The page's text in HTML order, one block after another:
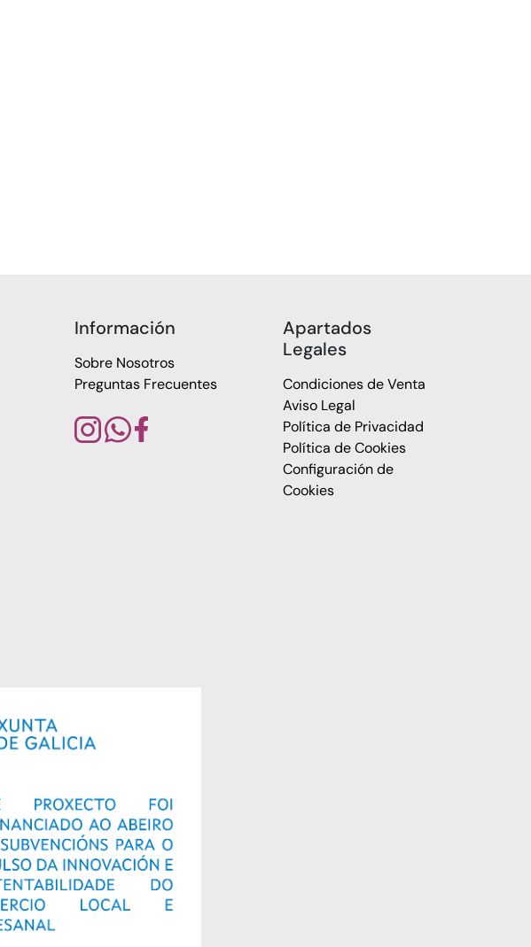
Información
Sobre Nosotros
Preguntas Frecuentes
Apartados
Legales
Condiciones de Venta
Aviso Legal
Política de Privacidad
Política de Cookies
Configuración de
Cookies